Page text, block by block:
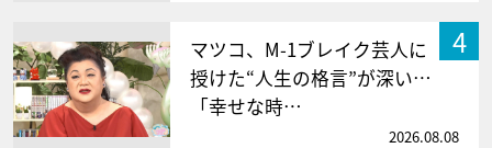
4
マツコ、M-1ブレイク芸人に
授けた“人生の格言”が深い…
「幸せな時…
2026.08.08